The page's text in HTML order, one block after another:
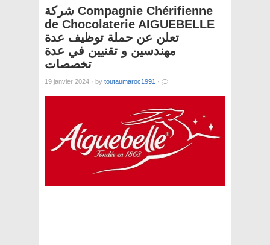
شركة Compagnie Chérifienne
de Chocolaterie AIGUEBELLE
تعلن عن حملة توظيف عدة
مهندسين و تقنيين في عدة
تخصصات
19 janvier 2024 · by toutaumaroc1991 ·